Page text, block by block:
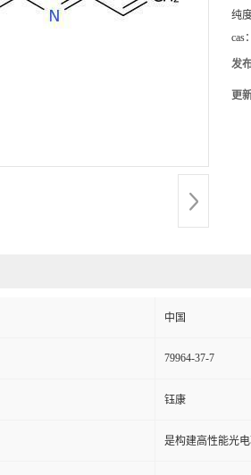
纯度
cas：
发
更
中国
79964-37-7
钰康
是构建高性能光